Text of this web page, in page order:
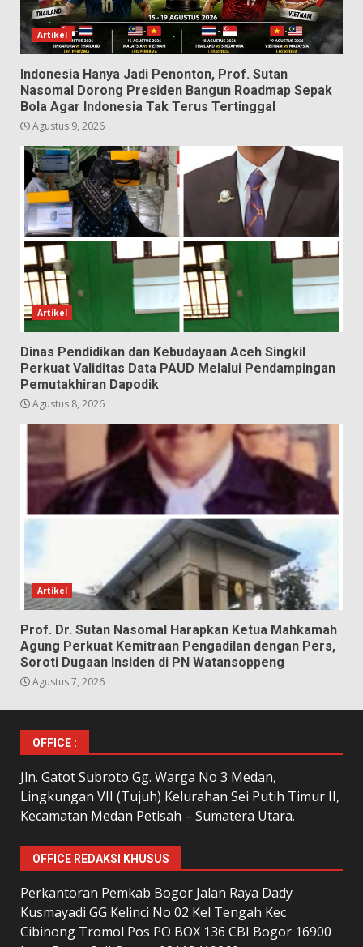
Artikel
Indonesia Hanya Jadi Penonton, Prof. Sutan
Nasomal Dorong Presiden Bangun Roadmap Sepak
Bola Agar Indonesia Tak Terus Tertinggal
Agustus 9, 2026
Artikel
Dinas Pendidikan dan Kebudayaan Aceh Singkil
Perkuat Validitas Data PAUD Melalui Pendampingan
Pemutakhiran Dapodik
Agustus 8, 2026
Artikel
Prof. Dr. Sutan Nasomal Harapkan Ketua Mahkamah
Agung Perkuat Kemitraan Pengadilan dengan Pers,
Soroti Dugaan Insiden di PN Watansoppeng
Agustus 7, 2026
OFFICE :
Jln. Gatot Subroto Gg. Warga No 3 Medan,
Lingkungan VII (Tujuh) Kelurahan Sei Putih Timur II,
Kecamatan Medan Petisah – Sumatera Utara.
OFFICE REDAKSI KHUSUS
Perkantoran Pemkab Bogor Jalan Raya Dady
Kusmayadi GG Kelinci No 02 Kel Tengah Kec
Cibinong Tromol Pos PO BOX 136 CBI Bogor 16900